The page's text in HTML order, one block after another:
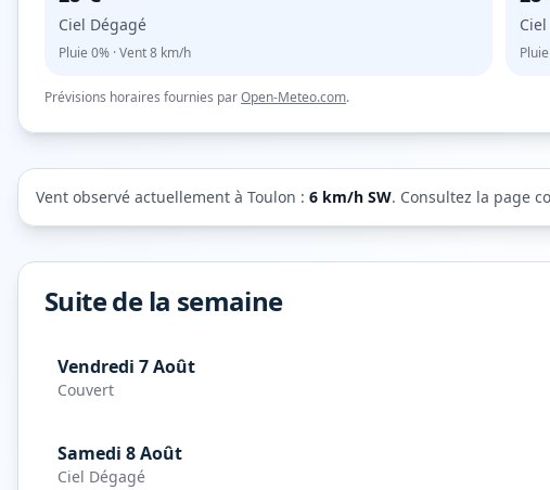
Ciel Dégagé
Pluie 0% · Vent8 km/h Pluie
Prévisions horaires fournies parOpen-Meteo.com.
Vent observé actuellement à Toulon : 6 km/h SW. Consultez la page
Suite de la semaine
Vendredi 7 Août
Couvert
Samedi 8 Août
Ciel Dégagé